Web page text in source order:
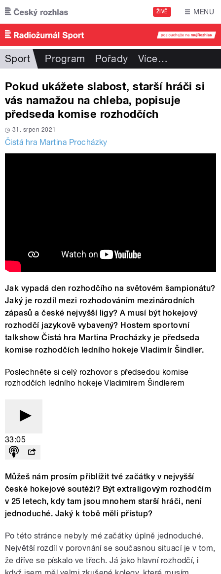
Přejít k hlavnímu obsahu
ŽIVĚ MENU
Sport Program Pořady Více…
Pokud ukážete slabost, starší hráči si
vás namažou na chleba, popisuje
předseda komise rozhodčích
31. srpen 2021
Čistá hra Martina Procházky
Jak vypadá den rozhodčího na světovém šampionátu?
Jaký je rozdíl mezi rozhodováním mezinárodních
zápasů a české nejvyšší ligy? A musí být hokejový
rozhodčí jazykově vybavený? Hostem sportovní
talkshow Čistá hra Martina Procházky je předseda
komise rozhodčích ledního hokeje Vladimír Šindler.
Poslechněte si celý rozhovor s předsedou komise
rozhodčích ledního hokeje Vladimírem Šindlerem
33:05
Můžeš nám prosím přiblížit tvé začátky v nejvyšší
české hokejové soutěži? Být extraligovým rozhodčím
v 25 letech, kdy tam jsou mnohem starší hráči, není
jednoduché. Jaký k tobě měli přístup?
Po této stránce nebyly mé začátky úplně jednoduché.
Největší rozdíl v porovnání se současnou situací je v tom,
že dříve se pískalo ve třech. Já jako hlavní rozhodčí, i